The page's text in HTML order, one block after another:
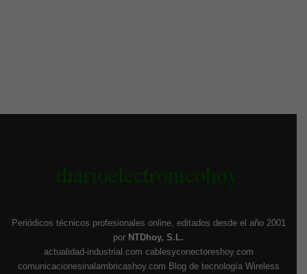
Periódicos técnicos profesionales online, editados desde el año 2001
por NTDhoy, S.L.
actualidad-industrial.com cablesyconectoreshoy.com
comunicacionesinalambricashoy.com Blog de tecnología Wireless